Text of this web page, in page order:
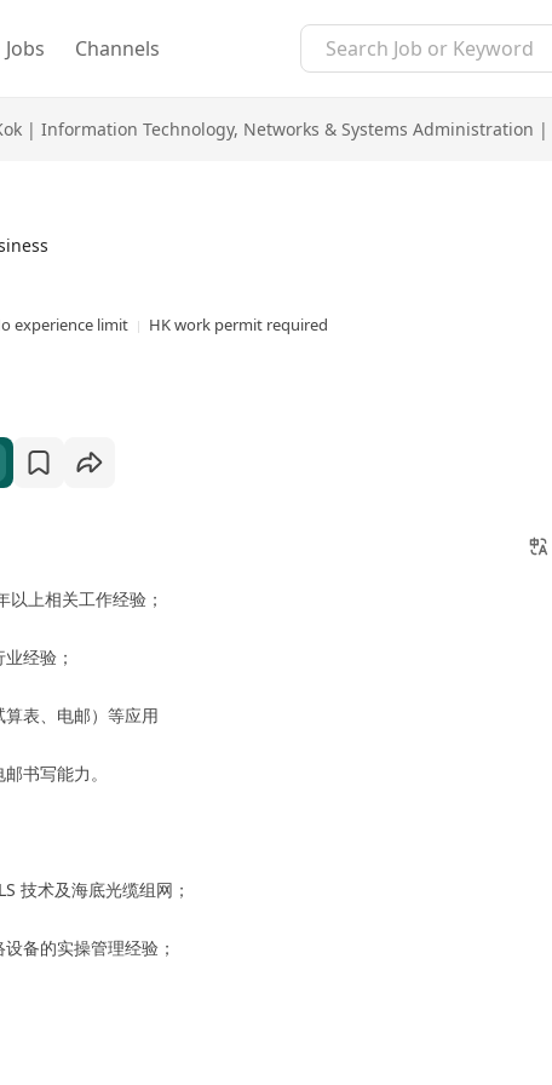
Jobs Channels
| Information Technology, Networks & Systems Administration |
experience limit
HK work permit required
上相关工作经验；
经验；
表、电邮）等应用
书写能力。
技术及海底光缆组网；
备的实操管理经验；